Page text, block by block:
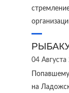
04 Августа
на